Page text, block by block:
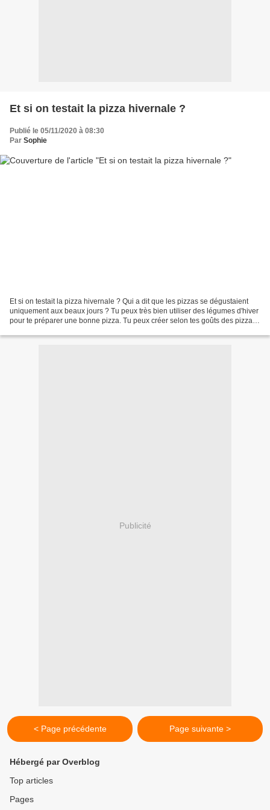
Et si on testait la pizza hivernale ?
Publié le 05/11/2020 à 08:30
Par Sophie
Et si on testait la pizza hivernale ? Qui a dit que les pizzas se dégustaient
uniquement aux beaux jours ? Tu peux très bien utiliser des légumes d'hiver
pour te préparer une bonne pizza. Tu peux créer selon tes goûts des pizzas
Publicité
< Page précédente Page suivante >
Hébergé par Overblog
Top articles
Pages